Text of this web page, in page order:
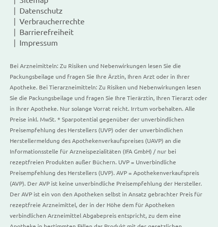
Datenschutz
Verbraucherrechte
Barrierefreiheit
Impressum
Bei Arzneimitteln: Zu Risiken und Nebenwirkungen lesen Sie die
Packungsbeilage und fragen Sie Ihre Ärztin, Ihren Arzt oder in Ihrer
Apotheke. Bei Tierarzneimitteln: Zu Risiken und Nebenwirkungen lesen
Sie die Packungsbeilage und fragen Sie Ihre Tierärztin, Ihren Tierarzt oder
in Ihrer Apotheke. Nur solange Vorrat reicht. Irrtum vorbehalten. Alle
Preise inkl. MwSt. * Sparpotential gegenüber der unverbindlichen
Preisempfehlung des Herstellers (UVP) oder der unverbindlichen
Herstellermeldung des Apothekenverkaufspreises (UAVP) an die
Informationsstelle für Arzneispezialitäten (IFA GmbH) / nur bei
rezeptfreien Produkten außer Büchern. UVP = Unverbindliche
Preisempfehlung des Herstellers (UVP). AVP = Apothekenverkaufspreis
(AVP). Der AVP ist keine unverbindliche Preisempfehlung der Hersteller.
Der AVP ist ein von den Apotheken selbst in Ansatz gebrachter Preis für
rezeptfreie Arzneimittel, der in der Höhe dem für Apotheken
verbindlichen Arzneimittel Abgabepreis entspricht, zu dem eine